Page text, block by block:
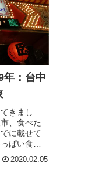
年：台中
きまし
、食べた
に載せて
ぱい食べ
2020.02.05